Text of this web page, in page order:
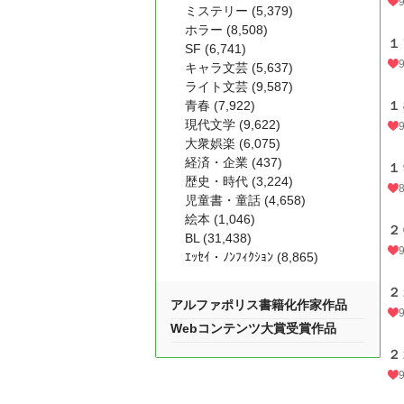
１
１
１
２
２
２
ミステリー (5,379)
ホラー (8,508)
SF (6,741)
キャラ文芸 (5,637)
ライト文芸 (9,587)
青春 (7,922)
現代文学 (9,622)
大衆娯楽 (6,075)
経済・企業 (437)
歴史・時代 (3,224)
児童書・童話 (4,658)
絵本 (1,046)
BL (31,438)
ｴｯｾｲ・ﾉﾝﾌｨｸｼｮﾝ (8,865)
アルファポリス書籍化作家作品
Webコンテンツ大賞受賞作品